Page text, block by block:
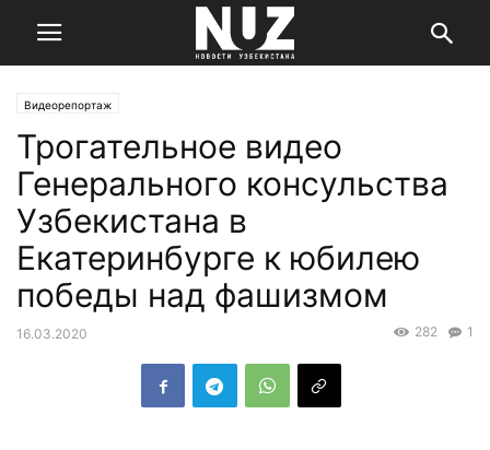
Видеорепортаж
Трогательное видео
Генерального консульства
Узбекистана в
Екатеринбурге к юбилею
победы над фашизмом
16.03.2020 1
282